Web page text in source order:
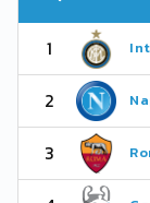
1
2
3